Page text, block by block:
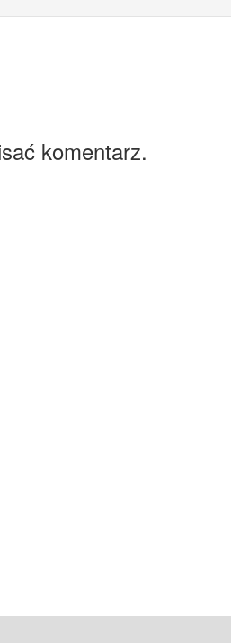
komentarz.